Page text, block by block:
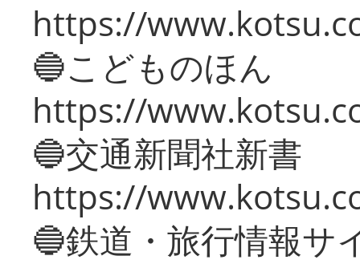
https://
🔵こどものほん
https://
🔵交通新聞社新書
https://
🔵鉄道・旅行情報サ